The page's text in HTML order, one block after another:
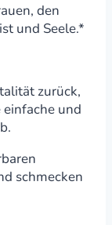
den
und Seele.*
zurück,
einfache und
schmecken